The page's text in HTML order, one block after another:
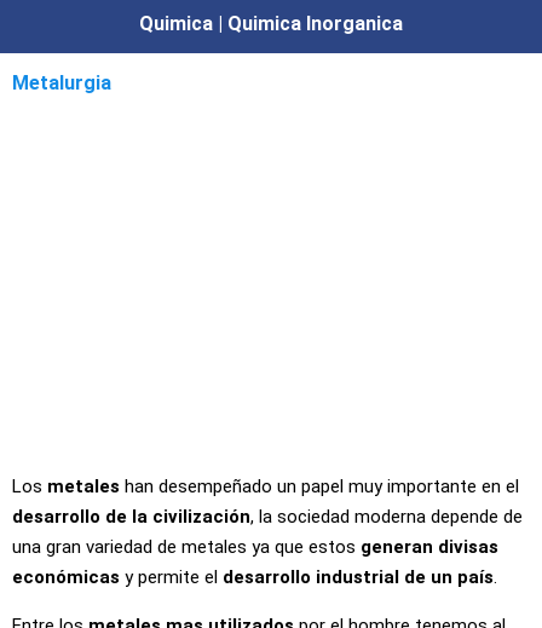
Quimica | Quimica Inorganica
Metalurgia
Los metales han desempeñado un papel muy importante en el
desarrollo de la civilización, la sociedad moderna depende de
una gran variedad de metales ya que estos generan divisas
económicas y permite el desarrollo industrial de un país.